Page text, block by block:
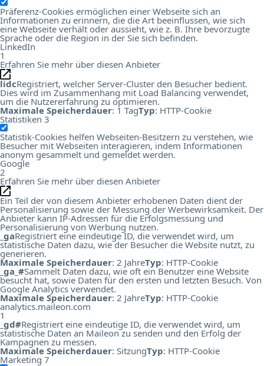
Präferenz-Cookies ermöglichen einer Webseite sich an
Informationen zu erinnern, die die Art beeinflussen, wie sich
eine Webseite verhält oder aussieht, wie z. B. Ihre bevorzugte
Sprache oder die Region in der Sie sich befinden.
LinkedIn
1
Erfahren Sie mehr über diesen Anbieter
lidcRegistriert, welcher Server-Cluster den Besucher bedient.
Dies wird im Zusammenhang mit Load Balancing verwendet,
um die Nutzererfahrung zu optimieren.
Maximale Speicherdauer: 1 TagTyp: HTTP-Cookie
Statistiken 3
Statistik-Cookies helfen Webseiten-Besitzern zu verstehen, wie
Besucher mit Webseiten interagieren, indem Informationen
anonym gesammelt und gemeldet werden.
Google
2
Erfahren Sie mehr über diesen Anbieter
Ein Teil der von diesem Anbieter erhobenen Daten dient der
Personalisierung sowie der Messung der Werbewirksamkeit. Der
Anbieter kann IP-Adressen für die Erfolgsmessung und
Personalisierung von Werbung nutzen.
_gaRegistriert eine eindeutige ID, die verwendet wird, um
statistische Daten dazu, wie der Besucher die Website nutzt, zu
generieren.
Maximale Speicherdauer: 2 JahreTyp: HTTP-Cookie
_ga_#Sammelt Daten dazu, wie oft ein Benutzer eine Website
besucht hat, sowie Daten für den ersten und letzten Besuch. Von
Google Analytics verwendet.
Maximale Speicherdauer: 2 JahreTyp: HTTP-Cookie
analytics.maileon.com
1
_gd#Registriert eine eindeutige ID, die verwendet wird, um
statistische Daten an Maileon zu senden und den Erfolg der
Kampagnen zu messen.
Maximale Speicherdauer: SitzungTyp: HTTP-Cookie
Marketing 7